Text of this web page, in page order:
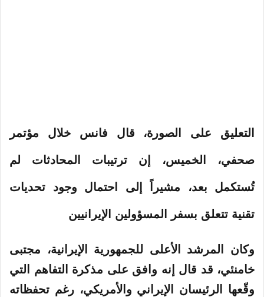
التعليق على الصورة، قال فانس خلال مؤتمر
صحفي، الخميس، إن ترتيبات المحادثات لم
تُستكمل بعد، مشيراً إلى احتمال وجود تحديات
تقنية تتعلق بسفر المسؤولين الإيرانيين
وكان المرشد الأعلى للجمهورية الإيرانية، مجتبى
خامنئي، قد قال إنه وافق ‌على مذكرة التفاهم التي
وقّعها الرئيسان الإيراني والأمريكي، رغم تحفظاته